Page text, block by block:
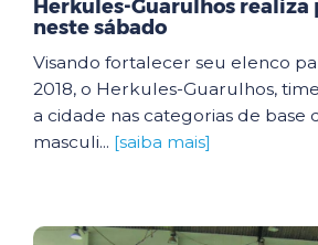
Herkules-Guarulhos realiza
neste sábado
Visando fortalecer seu elenco
2018, o Herkules-Guarulhos,
a cidade nas categorias de base
masculi... [saiba mais]